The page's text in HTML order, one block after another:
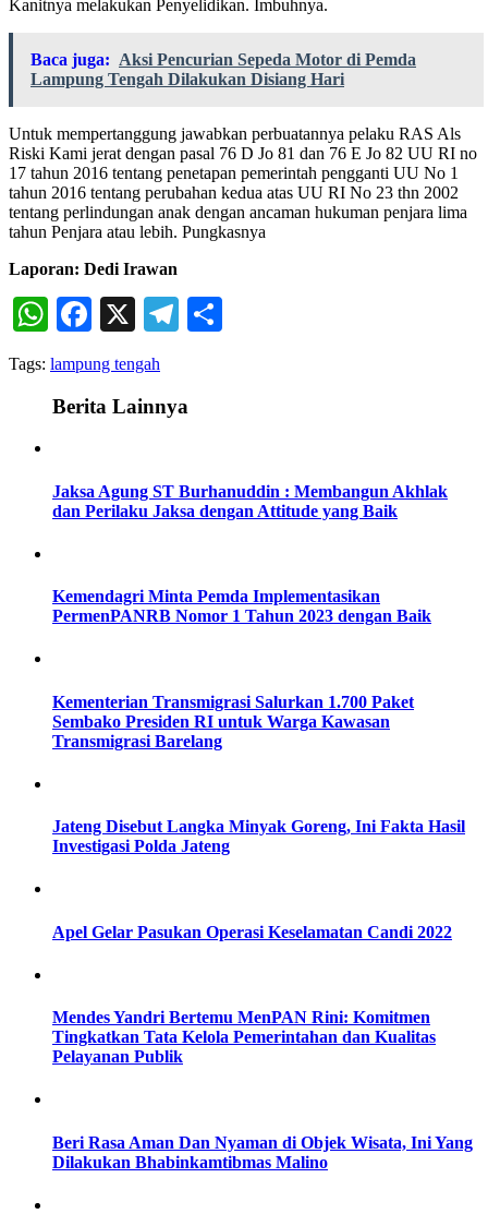
Kanitnya melakukan Penyelidikan. Imbuhnya.
Baca juga: Aksi Pencurian Sepeda Motor di Pemda
Lampung Tengah Dilakukan Disiang Hari
Untuk mempertanggung jawabkan perbuatannya pelaku RAS Als
Riski Kami jerat dengan pasal 76 D Jo 81 dan 76 E Jo 82 UU RI no
17 tahun 2016 tentang penetapan pemerintah pengganti UU No 1
tahun 2016 tentang perubahan kedua atas UU RI No 23 thn 2002
tentang perlindungan anak dengan ancaman hukuman penjara lima
tahun Penjara atau lebih. Pungkasnya
Laporan: Dedi Irawan
WhatsApp
Facebook
X Telegram
Tags: lampung tengah
Berita Lainnya
Jaksa Agung ST Burhanuddin : Membangun Akhlak
dan Perilaku Jaksa dengan Attitude yang Baik
Kemendagri Minta Pemda Implementasikan
PermenPANRB Nomor 1 Tahun 2023 dengan Baik
Kementerian Transmigrasi Salurkan 1.700 Paket
Sembako Presiden RI untuk Warga Kawasan
Transmigrasi Barelang
Jateng Disebut Langka Minyak Goreng, Ini Fakta Hasil
Investigasi Polda Jateng
Apel Gelar Pasukan Operasi Keselamatan Candi 2022
Mendes Yandri Bertemu MenPAN Rini: Komitmen
Tingkatkan Tata Kelola Pemerintahan dan Kualitas
Pelayanan Publik
Beri Rasa Aman Dan Nyaman di Objek Wisata, Ini Yang
Dilakukan Bhabinkamtibmas Malino